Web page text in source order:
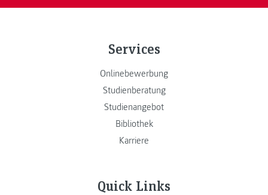
Services
Onlinebewerbung
Studienberatung
Studienangebot
Bibliothek
Karriere
Quick Links